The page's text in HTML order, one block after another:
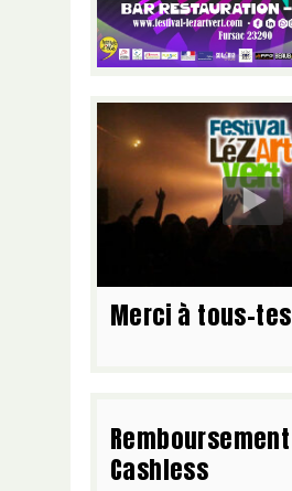
Merci à tous-tes
Remboursement
Cashless